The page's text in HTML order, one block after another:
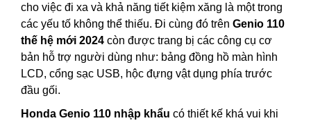
cho việc đi xa và khả năng tiết kiệm xăng là một trong
các yếu tố không thể thiếu. Đi cùng đó trên Genio 110
thế hệ mới 2024 còn được trang bị các công cụ cơ
bản hỗ trợ người dùng như: bảng đồng hồ màn hình
LCD, cổng sạc USB, hộc đựng vật dụng phía trước
đầu gối.
Honda Genio 110 nhập khẩu có thiết kế khá vui khi